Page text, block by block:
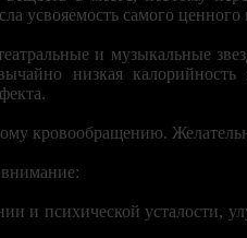
усвояемость самого
и музыкальные
низкая
кровообращению.
и психической усталости,